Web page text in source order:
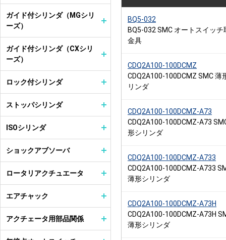
BQ5-032
BQ5-032 SMC オートスイッチ
金具
CDQ2A100-100DCMZ
CDQ2A100-100DCMZ SMC 薄
リンダ
CDQ2A100-100DCMZ-A73
CDQ2A100-100DCMZ-A73
形シリンダ
CDQ2A100-100DCMZ-A733
CDQ2A100-100DCMZ-A733
薄形シリンダ
CDQ2A100-100DCMZ-A73H
CDQ2A100-100DCMZ-A73H
薄形シリンダ
ガイド付シリンダ（MGシリ
ーズ）
ガイド付シリンダ（CXシリ
ーズ）
ロック付シリンダ
ストッパシリンダ
ISOシリンダ
ショックアブソーバ
ロータリアクチュエータ
エアチャック
アクチェータ用部品関係